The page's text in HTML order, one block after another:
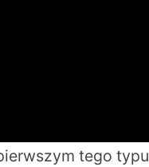
tego typu